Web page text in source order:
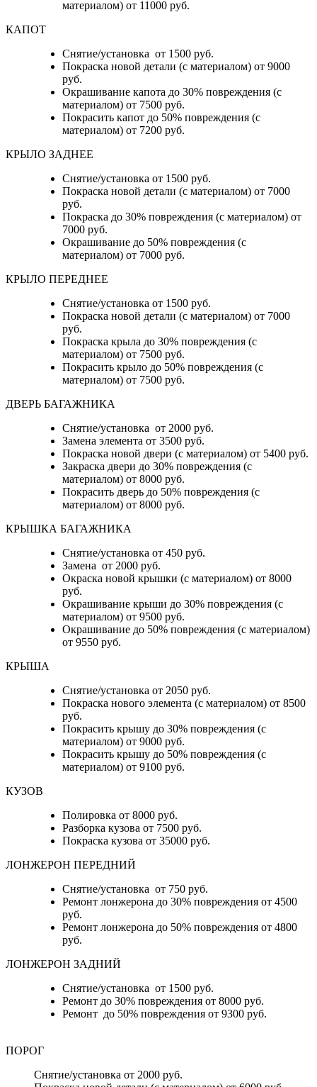
материалом) от 11000 руб.
КАПОТ
Снятие/установка от 1500 руб.
Покраска новой детали (с материалом) от 9000
руб.
Окрашивание капота до 30% повреждения (с
материалом) от 7500 руб.
Покрасить капот до 50% повреждения (с
материалом) от 7200 руб.
КРЫЛО ЗАДНЕЕ
Снятие/установка от 1500 руб.
Покраска новой детали (с материалом) от 7000
руб.
Покраска до 30% повреждения (с материалом) от
7000 руб.
Окрашивание до 50% повреждения (с
материалом) от 7000 руб.
КРЫЛО ПЕРЕДНЕЕ
Снятие/установка от 1500 руб.
Покраска новой детали (с материалом) от 7000
руб.
Покраска крыла до 30% повреждения (с
материалом) от 7500 руб.
Покрасить крыло до 50% повреждения (с
материалом) от 7500 руб.
ДВЕРЬ БАГАЖНИКА
Снятие/установка от 2000 руб.
Замена элемента от 3500 руб.
Покраска новой двери (с материалом) от 5400 руб.
Закраска двери до 30% повреждения (с
материалом) от 8000 руб.
Покрасить дверь до 50% повреждения (с
материалом) от 8000 руб.
КРЫШКА БАГАЖНИКА
Снятие/установка от 450 руб.
Замена от 2000 руб.
Окраска новой крышки (с материалом) от 8000
руб.
Окрашивание крыши до 30% повреждения (с
материалом) от 9500 руб.
Окрашивание до 50% повреждения (с материалом)
от 9550 руб.
КРЫША
Снятие/установка от 2050 руб.
Покраска нового элемента (с материалом) от 8500
руб.
Покрасить крышу до 30% повреждения (с
материалом) от 9000 руб.
Покрасить крышу до 50% повреждения (с
материалом) от 9100 руб.
КУЗОВ
Полировка от 8000 руб.
Разборка кузова от 7500 руб.
Покраска кузова от 35000 руб.
ЛОНЖЕРОН ПЕРЕДНИЙ
Снятие/установка от 750 руб.
Ремонт лонжерона до 30% повреждения от 4500
руб.
Ремонт лонжерона до 50% повреждения от 4800
руб.
ЛОНЖЕРОН ЗАДНИЙ
Снятие/установка от 1500 руб.
Ремонт до 30% повреждения от 8000 руб.
Ремонт до 50% повреждения от 9300 руб.
ПОРОГ
Снятие/установка от 2000 руб.